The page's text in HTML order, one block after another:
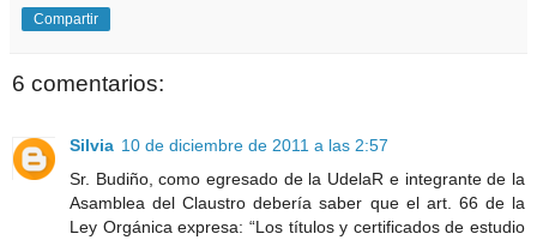
Compartir
6 comentarios:
Silvia 10 de diciembre de 2011 a las 2:57
Sr. Budiño, como egresado de la UdelaR e integrante de la
Asamblea del Claustro debería saber que el art. 66 de la
Ley Orgánica expresa: “Los títulos y certificados de estudio